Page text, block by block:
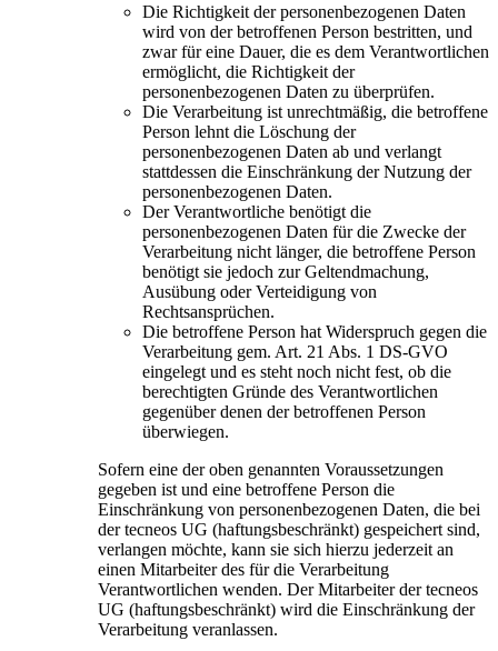
Die Richtigkeit der personenbezogenen Daten
wird von der betroffenen Person bestritten, und
zwar für eine Dauer, die es dem Verantwortlichen
ermöglicht, die Richtigkeit der
personenbezogenen Daten zu überprüfen.
Die Verarbeitung ist unrechtmäßig, die betroffene
Person lehnt die Löschung der
personenbezogenen Daten ab und verlangt
stattdessen die Einschränkung der Nutzung der
personenbezogenen Daten.
Der Verantwortliche benötigt die
personenbezogenen Daten für die Zwecke der
Verarbeitung nicht länger, die betroffene Person
benötigt sie jedoch zur Geltendmachung,
Ausübung oder Verteidigung von
Rechtsansprüchen.
Die betroffene Person hat Widerspruch gegen die
Verarbeitung gem. Art. 21 Abs. 1 DS-GVO
eingelegt und es steht noch nicht fest, ob die
berechtigten Gründe des Verantwortlichen
gegenüber denen der betroffenen Person
überwiegen.
Sofern eine der oben genannten Voraussetzungen
gegeben ist und eine betroffene Person die
Einschränkung von personenbezogenen Daten, die bei
der tecneos UG (haftungsbeschränkt) gespeichert sind,
verlangen möchte, kann sie sich hierzu jederzeit an
einen Mitarbeiter des für die Verarbeitung
Verantwortlichen wenden. Der Mitarbeiter der tecneos
UG (haftungsbeschränkt) wird die Einschränkung der
Verarbeitung veranlassen.